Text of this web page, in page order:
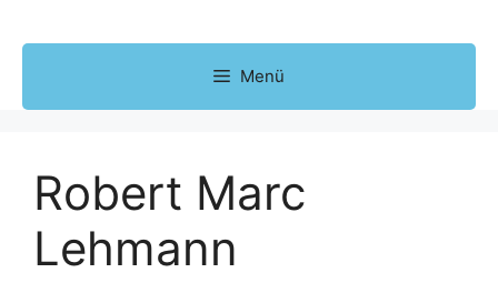
Menü
Robert Marc
Lehmann